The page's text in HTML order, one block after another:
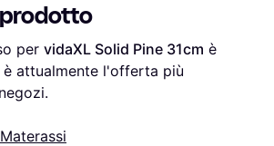
per vidaXL Solid Pine 31cm
è attualmente l'offerta più
negozi.